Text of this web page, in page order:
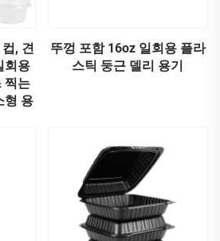
, 견
회용
찍는
형 용
뚜껑 포함 16oz 일회용 플라
스틱 둥근 델리 용기